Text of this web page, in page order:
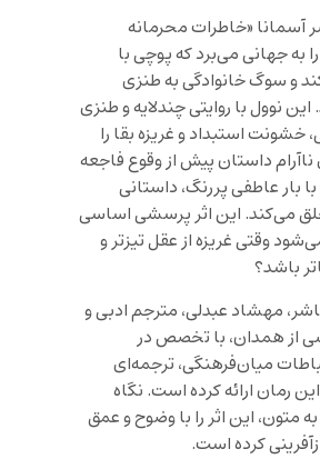
آسمانا «خاطرات محرمانه
به جهانی می‌برد که پوچی با
و سوگ خانوادگی به طنزی
نوول با روایتی چندلایه و طنزی
خشونت استبداد و غریزه بقا را
داستان پیش از وقوع فاجعه
بار عاطفی پررنگ، داستانی
می‌کند. این اثر پرسشی اساسی
وقتی غریزه از عقل تیزتر و
باشد؟
مهشاد عبدلی، مترجم ادبی و
از همدان، با تخصص در
میان‌فرهنگی، ترجمه‌ای
رمان ارائه کرده است. نگاه
متون، این اثر را با وضوح و عمق
کرده است.